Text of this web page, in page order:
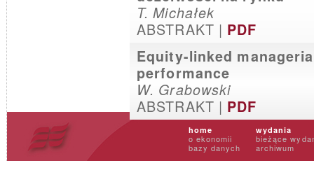
T. Michałek
ABSTRAKT | PDF
Equity-linked
performance
W. Grabowski
ABSTRAKT | PDF
home
o ekonomii
bazy danych
wydania
bieżące
archiwum